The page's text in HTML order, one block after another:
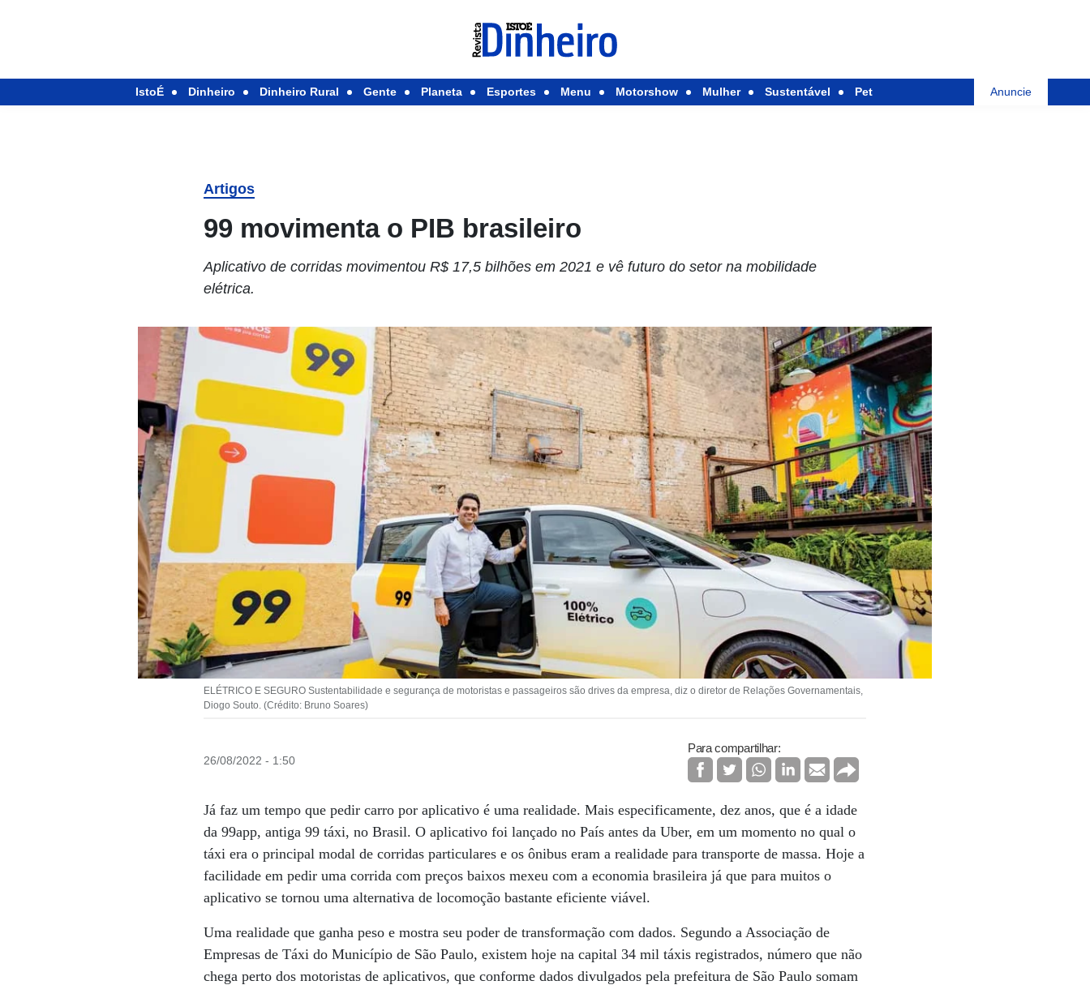
IstoÉ Dinheiro Dinheiro Rural Gente Planeta Esportes Menu Motorshow Mulher Sustentável Pet Anuncie
Artigos
99 movimenta o PIB brasileiro
Aplicativo de corridas movimentou R$ 17,5 bilhões em 2021 e vê futuro do setor na mobilidade
elétrica.
ELÉTRICO E SEGURO Sustentabilidade e segurança de motoristas e passageiros são drives da empresa, diz o diretor de Relações Governamentais,
Diogo Souto. (Crédito: Bruno Soares)
26/08/2022 - 1:50
Para compartilhar:
Já faz um tempo que pedir carro por aplicativo é uma realidade. Mais especificamente, dez anos, que é a idade
da 99app, antiga 99 táxi, no Brasil. O aplicativo foi lançado no País antes da Uber, em um momento no qual o
táxi era o principal modal de corridas particulares e os ônibus eram a realidade para transporte de massa. Hoje a
facilidade em pedir uma corrida com preços baixos mexeu com a economia brasileira já que para muitos o
aplicativo se tornou uma alternativa de locomoção bastante eficiente viável.
Uma realidade que ganha peso e mostra seu poder de transformação com dados. Segundo a Associação de
Empresas de Táxi do Município de São Paulo, existem hoje na capital 34 mil táxis registrados, número que não
chega perto dos motoristas de aplicativos, que conforme dados divulgados pela prefeitura de São Paulo somam